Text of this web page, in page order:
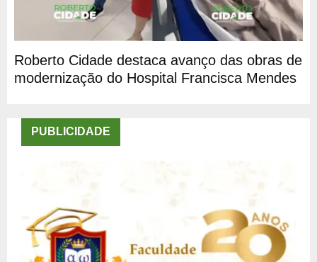
Roberto Cidade destaca avanço das obras de
modernização do Hospital Francisca Mendes
PUBLICIDADE